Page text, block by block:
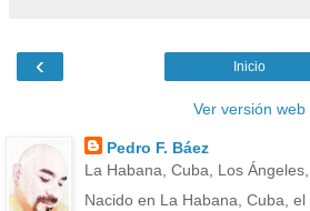
‹ Inicio
Ver versión web
Pedro F. Báez
La Habana, Cuba, Los
Nacido en La Habana, Cuba,